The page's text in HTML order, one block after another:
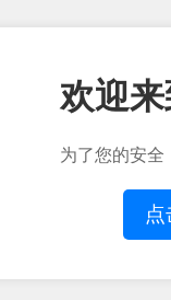
欢迎
为了您的安全